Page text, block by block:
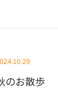
のお散歩